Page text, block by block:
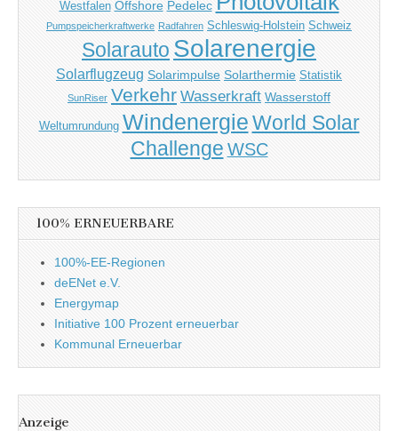
Westfalen Offshore Pedelec
Pumpspeicherkraftwerke Radfahren Schleswig-Holstein Schweiz
Solarauto Solarenergie
Solarflugzeug Solarimpulse Solarthermie Statistik
SunRiser Verkehr Wasserkraft Wasserstoff
Weltumrundung Windenergie World Solar
Challenge WSC
100% ERNEUERBARE
100%-EE-Regionen
deENet e.V.
Energymap
Initiative 100 Prozent erneuerbar
Kommunal Erneuerbar
Anzeige